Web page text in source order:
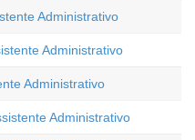
Administrativo
Administrativo
Administrativo
Administrativo